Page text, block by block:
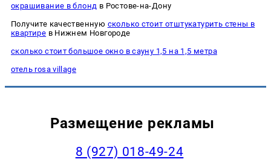
окрашивание в блонд в Ростове-на-Дону
Получите качественную сколько стоит отштукатурить стены в
квартире в Нижнем Новгороде
сколько стоит большое окно в сауну 1,5 на 1,5 метра
отель rosa village
Размещение рекламы
8 (927) 018-49-24